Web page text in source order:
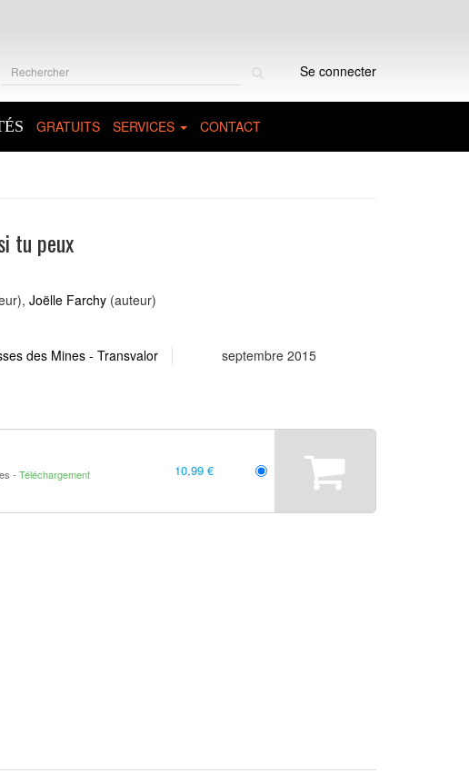
Se connecter
GRATUITS SERVICES CONTACT
tu peux
Joëlle Farchy (auteur)
des Mines - Transvalor septembre 2015
Téléchargement
10,99 €